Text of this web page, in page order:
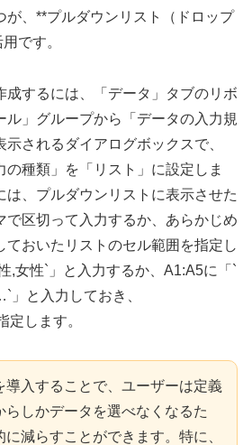
が、**プルダウンリスト（ドロップ
です。
成するには、「データ」タブのリボ
ル」グループから「データの入力規
されるダイアログボックスで、
の種類」を「リスト」に設定しま
は、プルダウンリストに表示させた
で区切って入力するか、あらかじめ
ておいたリストのセル範囲を指定し
,女性`」と入力するか、A1:A5に「`
と入力しておき、
定します。
導入することで、ユーザーは定義
らしかデータを選べなくなるた
減らすことができます。特に、